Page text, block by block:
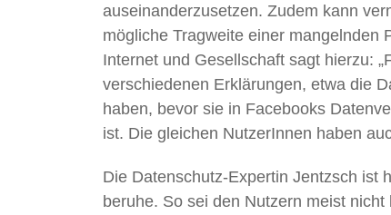
auseinanderzusetzen. Zudem kann
mögliche Tragweite einer mangelnden
Internet und Gesellschaft sagt hierzu:
verschiedenen Erklärungen, etwa die
haben, bevor sie in Facebooks
ist. Die gleichen NutzerInnen haben
Die Datenschutz-Expertin Jentzsch ist
beruhe. So sei den Nutzern meist